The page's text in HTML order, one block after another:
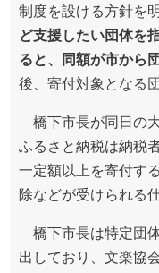
制度を設ける方針を
ど支援したい団体を
ると、同額が市から
後、寄付対象となる
橋下市長が同日の
ふるさと納税は納税
一定額以上を寄付す
除などが受けられる
橋下市長は特定団
出しており、文楽協